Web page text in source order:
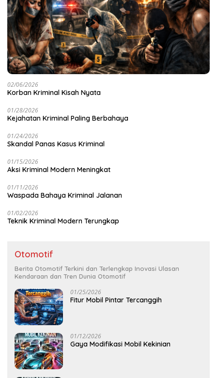
02/06/2026
Korban Kriminal Kisah Nyata
01/28/2026
Kejahatan Kriminal Paling Berbahaya
01/24/2026
Skandal Panas Kasus Kriminal
01/15/2026
Aksi Kriminal Modern Meningkat
01/11/2026
Waspada Bahaya Kriminal Jalanan
01/02/2026
Teknik Kriminal Modern Terungkap
Otomotif
Berita Otomotif Terkini dan Terlengkap Inovasi Ulasan
Kendaraan dan Tren Dunia Otomotif
01/25/2026
Fitur Mobil Pintar Tercanggih
01/12/2026
Gaya Modifikasi Mobil Kekinian